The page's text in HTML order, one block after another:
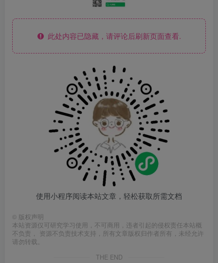
此处内容已隐藏，请评论后刷新页面查看.
使用小程序阅读本站文章，轻松获取所需文档
© 版权声明
本站资源仅可研究学习使用，不可商用，违者引起的侵权责任本站概
不负责， 资源不负责技术支持，所有文章版权归作者所有，未经允许
请勿转载。
THE END